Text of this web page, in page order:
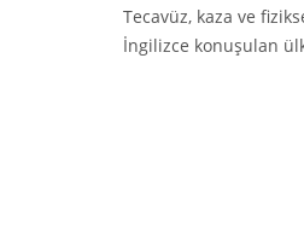
Tecavüz, kaza ve
İngilizce konuşulan